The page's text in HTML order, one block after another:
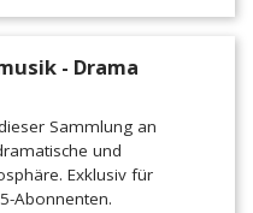
- Drama
Sammlung an
und
Exklusiv für
Abonnenten.